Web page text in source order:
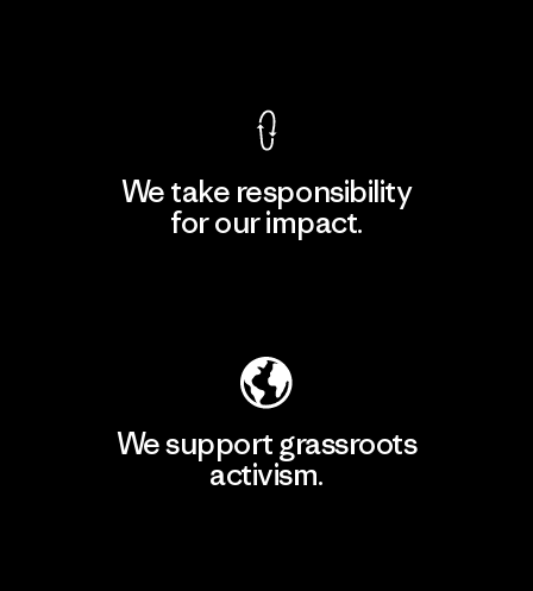
We take responsibility
for our impact.
We support grassroots
activism.